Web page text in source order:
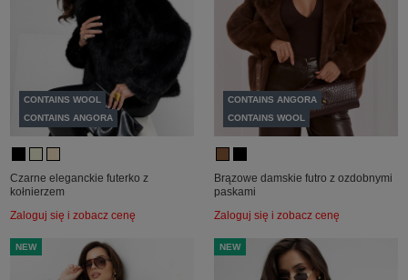
CONTAINS WOOL
CONTAINS ANGORA
Czarne eleganckie futerko z
kołnierzem
Zaloguj się i zobacz cenę
CONTAINS ANGORA
CONTAINS WOOL
Brązowe damskie futro z ozdobnymi
paskami
Zaloguj się i zobacz cenę
NEW NEW